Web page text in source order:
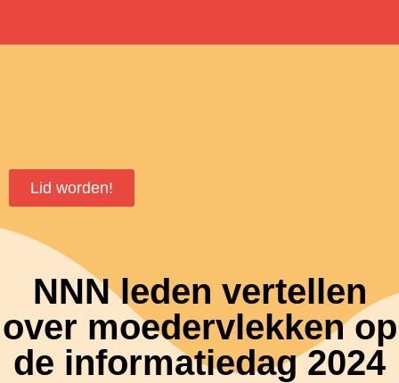
Lid worden!
NNN leden vertellen
over moedervlekken op
de informatiedag 2024